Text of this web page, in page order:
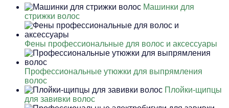
Машинки для
стрижки волос
Фены профессиональные для волос и аксессуары
Профессиональные утюжки для выпрямления
волос
Плойки-щипцы
для завивки волос